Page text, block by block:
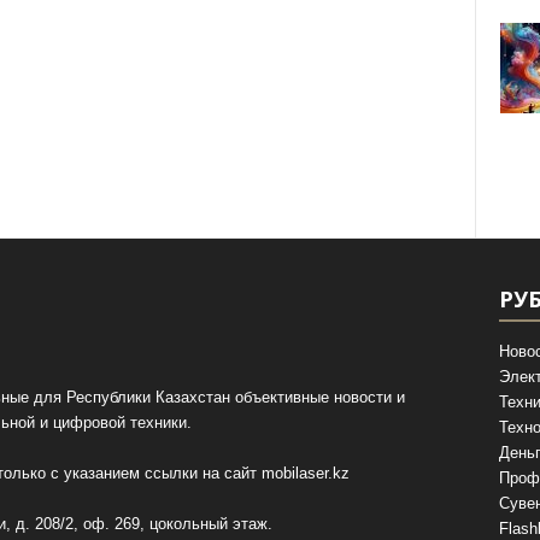
для Республики Казахстан объективные новости и
и цифровой техники.
с указанием ссылки на сайт mobilaser.kz
д. 208/2, оф. 269, цокольный этаж.